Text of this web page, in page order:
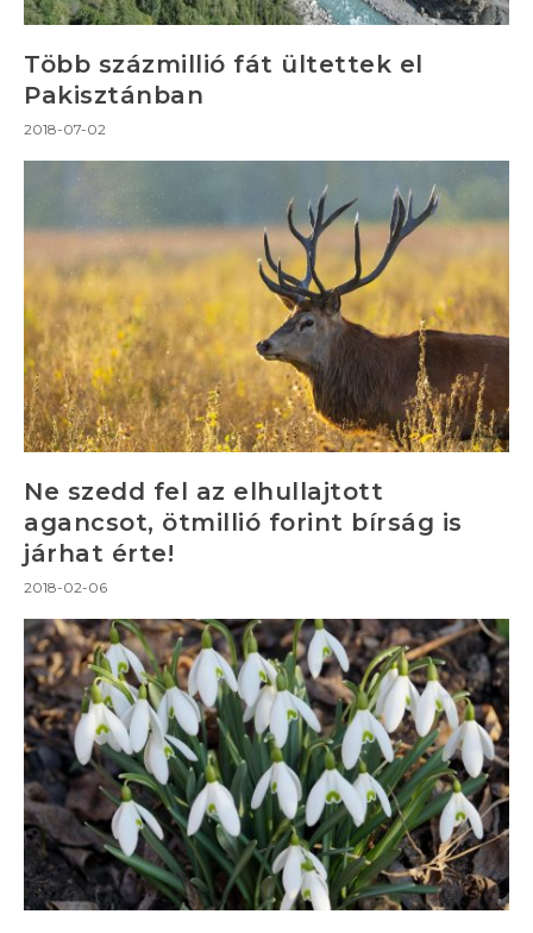
Több százmillió fát ültettek el
Pakisztánban
2018-07-02
Ne szedd fel az elhullajtott
agancsot, ötmillió forint bírság is
járhat érte!
2018-02-06